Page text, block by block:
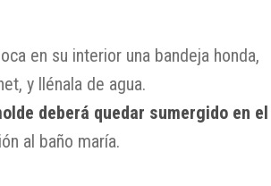
en su interior una bandeja honda,
y llénala de agua.
deberá quedar sumergido en el
al baño maría.